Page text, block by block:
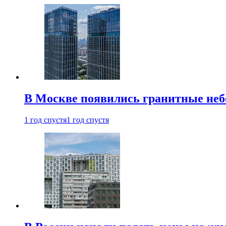
В Москве появились гранитные
1 год спустя1 год спустя